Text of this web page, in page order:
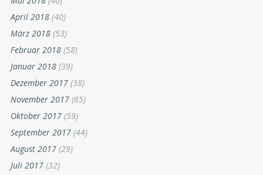
April 2018 (40)
März 2018 (53)
Februar 2018 (58)
Januar 2018 (39)
Dezember 2017 (38)
November 2017 (65)
Oktober 2017 (59)
September 2017 (44)
August 2017 (29)
Juli 2017 (32)